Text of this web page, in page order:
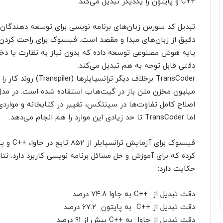
تبدیل کد سورس زبان‌های برنامه نویسی برای توسعه
دقتی قابل توجه به هم تبدیل می‌کند.
میلیون مخزن متن باز در گیت‌هاب استفاده شده است. در
اصلاح کامل تفاوت‌ها در سینتکس، تغییر در کتابخانه و
اما TransCoder تا حد زیادی این موارد را هم انجام می‌دهد.
حکایت دارد:
دقت تبدیل از ++C به جاوا ۷۴.۸ درصد
دقت تبدیل از ++C به پایتون ۶۷.۲ درصد
دقت تبدیل از جاوا به ++C بیش از ۹۱ درصد